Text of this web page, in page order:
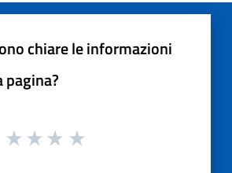
chiare le informazioni
pagina?